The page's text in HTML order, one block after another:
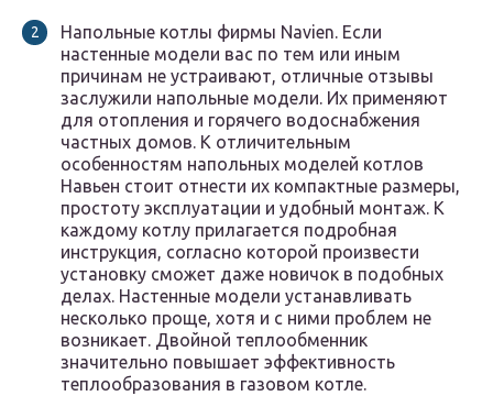
Напольные котлы фирмы Navien. Если
настенные модели вас по тем или иным
причинам не устраивают, отличные отзывы
заслужили напольные модели. Их применяют
для отопления и горячего водоснабжения
частных домов. К отличительным
особенностям напольных моделей котлов
Навьен стоит отнести их компактные размеры,
простоту эксплуатации и удобный монтаж. К
каждому котлу прилагается подробная
инструкция, согласно которой произвести
установку сможет даже новичок в подобных
делах. Настенные модели устанавливать
несколько проще, хотя и с ними проблем не
возникает. Двойной теплообменник
значительно повышает эффективность
теплообразования в газовом котле.